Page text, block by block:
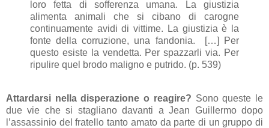
loro fetta di sofferenza umana. La giustizia
alimenta animali che si cibano di carogne
continuamente avidi di vittime. La giustizia è la
fonte della corruzione, una fandonia. […] Per
questo esiste la vendetta. Per spazzarli via. Per
ripulire quel brodo maligno e putrido. (p. 539)
Attardarsi nella disperazione o reagire? Sono queste le
due vie che si stagliano davanti a Jean Guillermo dopo
l’assassinio del fratello tanto amato da parte di un gruppo di